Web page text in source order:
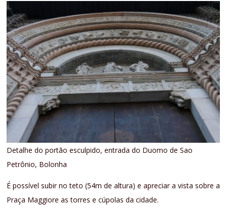
Detalhe do portão esculpido, entrada do Duomo de Sao
Petrônio, Bolonha
É possível subir no teto (54m de altura) e apreciar a vista sobre a
Praça Maggiore as torres e cúpolas da cidade.